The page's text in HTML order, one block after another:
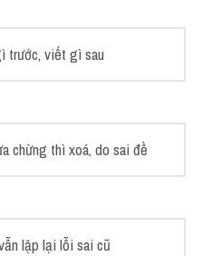
trước, viết gì sau
chừng thì xoá, do sai đề
lặp lại lỗi sai cũ